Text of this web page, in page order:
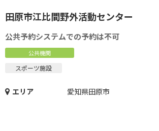
田原市江比間野外活動センター
公共予約システムでの予約は不可
公共機関
スポーツ施設
エリア 愛知県田原市